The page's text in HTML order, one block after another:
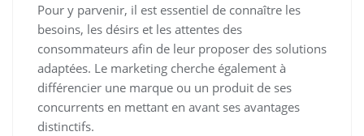
Pour y parvenir, il est essentiel de connaître les
besoins, les désirs et les attentes des
consommateurs afin de leur proposer des solutions
adaptées. Le marketing cherche également à
différencier une marque ou un produit de ses
concurrents en mettant en avant ses avantages
distinctifs.